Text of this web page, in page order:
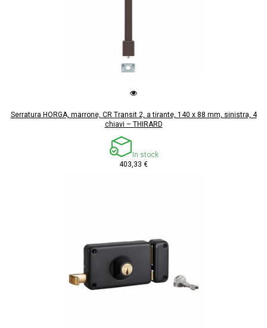
Serratura HORGA, marrone, CR Transit 2, a tirante, 140 x 88 mm, sinistra, 4
chiavi – THIRARD
In stock
403,33 €